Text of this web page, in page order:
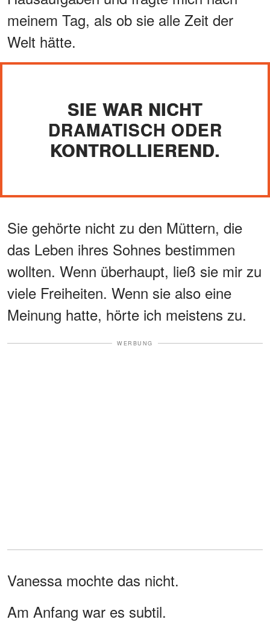
meinem Tag, als ob sie alle Zeit der
Welt hätte.
SIE WAR NICHT
DRAMATISCH ODER
KONTROLLIEREND.
Sie gehörte nicht zu den Müttern, die
das Leben ihres Sohnes bestimmen
wollten. Wenn überhaupt, ließ sie mir zu
viele Freiheiten. Wenn sie also eine
Meinung hatte, hörte ich meistens zu.
WERBUNG
Vanessa mochte das nicht.
Am Anfang war es subtil.